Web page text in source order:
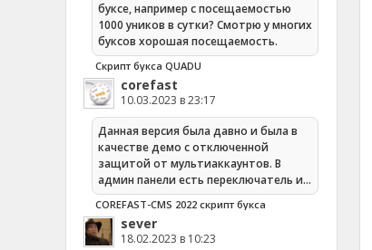
буксе, например с посещаемостью
1000 уников в сутки? Смотрю у многих
буксов хорошая посещаемость.
Скрипт букса QUADU
corefast
10.03.2023 в 23:17
Данная версия была давно и была в
качестве демо с отключенной
защитой от мультиаккаунтов. В
админ панели есть переключатель и…
COREFAST-CMS 2022 скрипт букса
sever
18.02.2023 в 10:23